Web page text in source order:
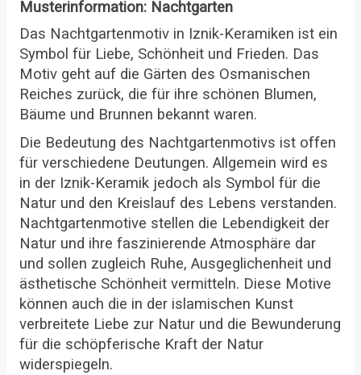
Musterinformation: Nachtgarten
Das Nachtgartenmotiv in Iznik-Keramiken ist ein
Symbol für Liebe, Schönheit und Frieden. Das
Motiv geht auf die Gärten des Osmanischen
Reiches zurück, die für ihre schönen Blumen,
Bäume und Brunnen bekannt waren.
Die Bedeutung des Nachtgartenmotivs ist offen
für verschiedene Deutungen. Allgemein wird es
in der Iznik-Keramik jedoch als Symbol für die
Natur und den Kreislauf des Lebens verstanden.
Nachtgartenmotive stellen die Lebendigkeit der
Natur und ihre faszinierende Atmosphäre dar
und sollen zugleich Ruhe, Ausgeglichenheit und
ästhetische Schönheit vermitteln. Diese Motive
können auch die in der islamischen Kunst
verbreitete Liebe zur Natur und die Bewunderung
für die schöpferische Kraft der Natur
widerspiegeln.